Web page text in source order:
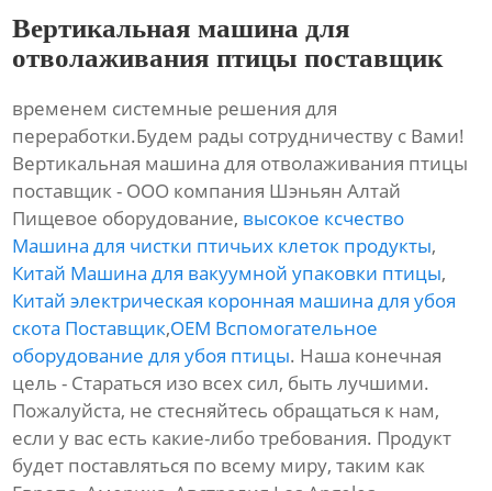
Вертикальная машина для
отволаживания птицы поставщик
временем системные решения для
переработки.Будем рады сотрудничеству с Вами!
Вертикальная машина для отволаживания птицы
поставщик - ООО компания Шэньян Алтай
Пищевое оборудование, высокое ксчество
Машина для чистки птичьих клеток продукты,
Китай Машина для вакуумной упаковки птицы,
Китай электрическая коронная машина для убоя
скота Поставщик,OEM Вспомогательное
оборудование для убоя птицы. Наша конечная
цель - Стараться изо всех сил, быть лучшими.
Пожалуйста, не стесняйтесь обращаться к нам,
если у вас есть какие-либо требования. Продукт
будет поставляться по всему миру, таким как